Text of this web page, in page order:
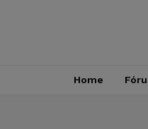
Home